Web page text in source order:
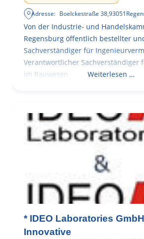
Adresse: Boelckestraße 38,93051
Von der Industrie- und
Regensburg öffentlich bestellter
Sachverständiger für
Verantwortlicher Sachverständiger
im Bauwesen
Weiterlesen …
* IDEO Laboratories
Innovative